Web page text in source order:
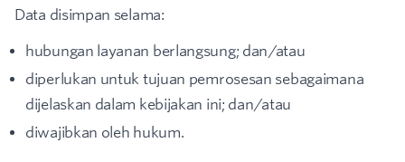
Data disimpan selama:
hubungan layanan berlangsung; dan/atau
diperlukan untuk tujuan pemrosesan sebagaimana
dijelaskan dalam kebijakan ini; dan/atau
diwajibkan oleh hukum.